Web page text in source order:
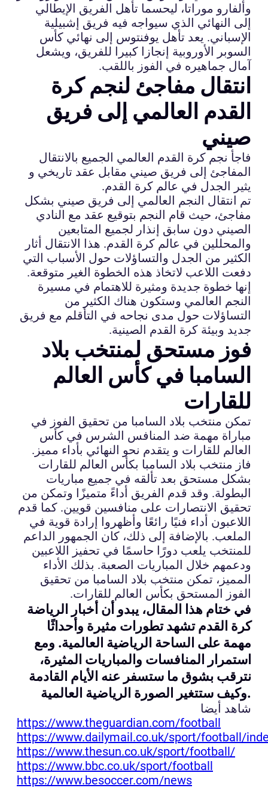
وألفارو موراتا، ليحسما تأهل الفريق الإيطالي
إلى النهائي الذي سيواجه فيه فريق إشبيلية
الإسباني. يعد تأهل يوفنتوس إلى نهائي كأس
السوبر الأوروبية إنجازا كبيرا للفريق، ويشعل
آمال جماهيره في الفوز باللقب.
انتقال مفاجئ لنجم كرة
القدم العالمي إلى فريق
صيني
فاجأ نجم كرة القدم العالمي الجميع بالانتقال
المفاجئ إلى فريق صيني مقابل عقد تاريخي و
يثير الجدل في عالم كرة القدم.
تم انتقال النجم العالمي إلى فريق صيني بشكل
مفاجئ، حيث قام النجم بتوقيع عقد مع النادي
الصيني دون سابق إنذار لجميع المتابعين
والمحللين في عالم كرة القدم. هذا الانتقال أثار
الكثير من الجدل والتساؤلات حول الأسباب التي
دفعت اللاعب لاتخاذ هذه الخطوة الغير متوقعة.
إنها خطوة جديدة ومثيرة للاهتمام في مسيرة
النجم العالمي وستكون هناك الكثير من
التساؤلات حول مدى نجاحه في التأقلم مع فريق
جديد وبيئة كرة القدم الصينية.
فوز مستحق لمنتخب بلاد
السامبا في كأس العالم
للقارات
تمكن منتخب بلاد السامبا من تحقيق الفوز في
مباراة مهمة ضد المنافس الشرس في كأس
العالم للقارات و يتقدم نحو النهائي بأداء مميز.
فاز منتخب بلاد السامبا بكأس العالم للقارات
بشكل مستحق بعد تألقه في جميع مباريات
البطولة. وقد قدم الفريق أداءً متميزًا وتمكن من
تحقيق الانتصارات على منافسين قويين. كما قدم
اللاعبون أداء فنيًا رائعًا وأظهروا إرادة قوية في
الملعب. بالإضافة إلى ذلك، كان الجمهور الداعم
للمنتخب يلعب دورًا حاسمًا في تحفيز اللاعبين
ودعمهم خلال المباريات الصعبة. بذلك الأداء
المميز، تمكن منتخب بلاد السامبا من تحقيق
الفوز المستحق بكأس العالم للقارات.
في ختام هذا المقال، يبدو أن أخبار الرياضة
كرة القدم تشهد تطورات مثيرة وأحداثًا
مهمة على الساحة الرياضية العالمية. ومع
استمرار المنافسات والمباريات المثيرة،
نترقب بشوق ما ستسفر عنه الأيام القادمة
وكيف ستتغير الصورة الرياضية العالمية.
شاهد أيضا
https://www.theguardian.com/football
https://www.dailymail.co.uk/sport/football/
https://www.thesun.co.uk/sport/football/
https://www.bbc.co.uk/sport/football
https://www.besoccer.com/news